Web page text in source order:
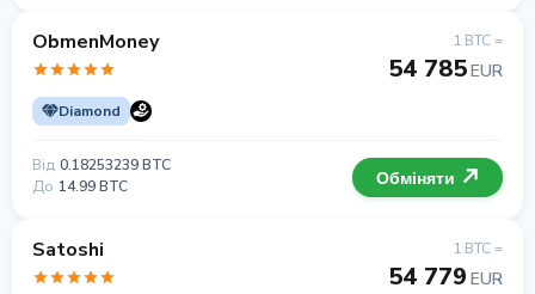
ObmenMoney
Diamond
1 BTC =
54 785EUR
Від 0.18253239 BTC
До 14.99 BTC Обміняти
Satoshi 1 BTC =
54 779 EUR